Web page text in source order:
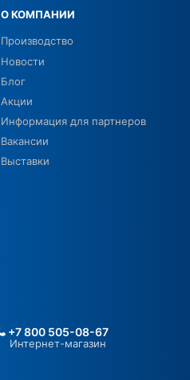
О КОМПАНИИ
Производство
Новости
Блог
Акции
Информация для партнеров
Вакансии
Выставки
+7 800 505-08-67
Интернет-магазин